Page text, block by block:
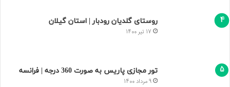
روستای گلدیان رودبار | استان گیلان
17 تیر 1400
تور مجازی پاریس به صورت 360 درجه | فرانسه
9 مرداد 1400